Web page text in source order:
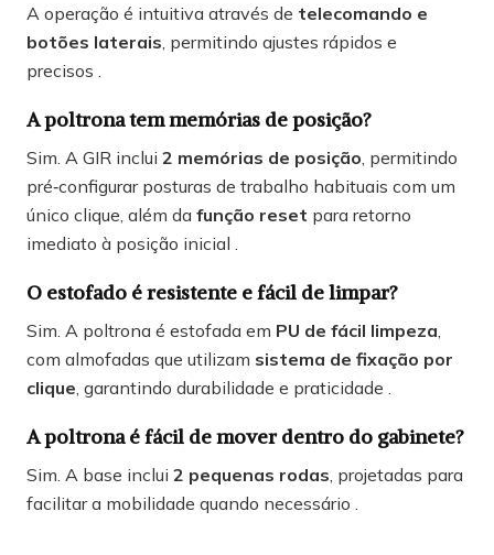
A operação é intuitiva através de telecomando e
botões laterais , permitindo ajustes rápidos e
precisos .
A poltrona tem memórias de posição?
Sim. A GIR inclui 2 memórias de posição , permitindo
pré‑configurar posturas de trabalho habituais com um
único clique, além da função reset para retorno
imediato à posição inicial .
O estofado é resistente e fácil de limpar?
Sim. A poltrona é estofada em PU de fácil limpeza
com almofadas que utilizam sistema de fixação por
clique , garantindo durabilidade e praticidade .
A poltrona é fácil de mover dentro do gabinete?
Sim. A base inclui 2 pequenas rodas , projetadas para
facilitar a mobilidade quando necessário .